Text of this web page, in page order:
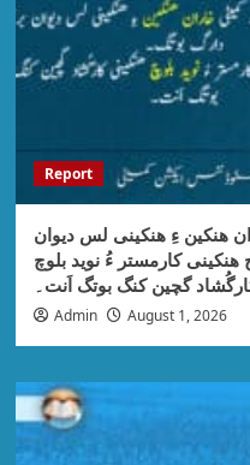
Report
ھنکین ءِ ھنکینی لس دیوان
ھنکینی کارمستر ءُ نوید بلوچ
گچین کنگ بوتگ اَنت۔
Admin August 1, 2026